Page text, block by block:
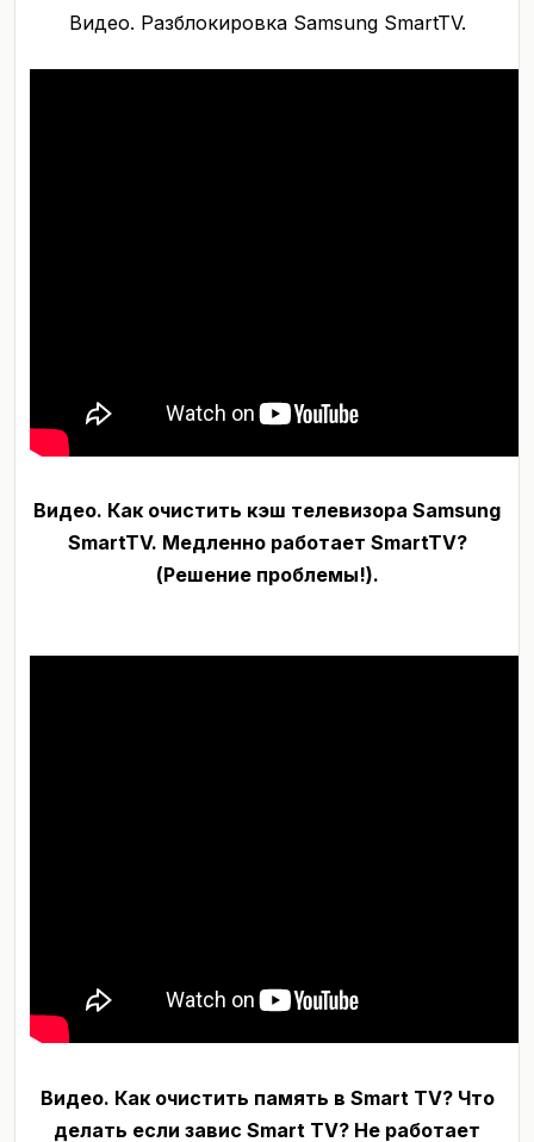
Видео. Разблокировка Samsung SmartTV.
Видео. Как очистить кэш телевизора Samsung
SmartTV. Медленно работает SmartTV?
(Решение проблемы!).
Видео. Как очистить память в Smart TV? Что
делать если завис Smart TV? Не работает